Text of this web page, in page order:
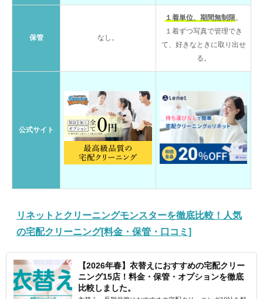
保管 なし。
１着単位、期間無制限。
１着ずつ写真で管理でき
て、好きなときに取り出せ
る。
公式サイト
リネットとクリーニングモンスターを徹底比較！人気
の宅配クリーニング[料金・保管・口コミ]
【2026年春】衣替えにおすすめの宅配クリー
ニング15店！料金・保管・オプションを徹底
比較しました。